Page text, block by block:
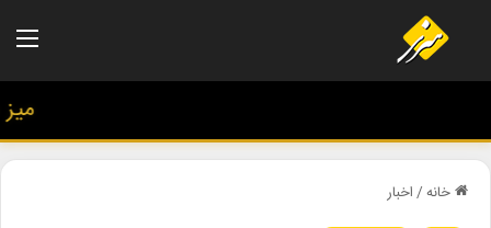
میز
خانه/اخبار